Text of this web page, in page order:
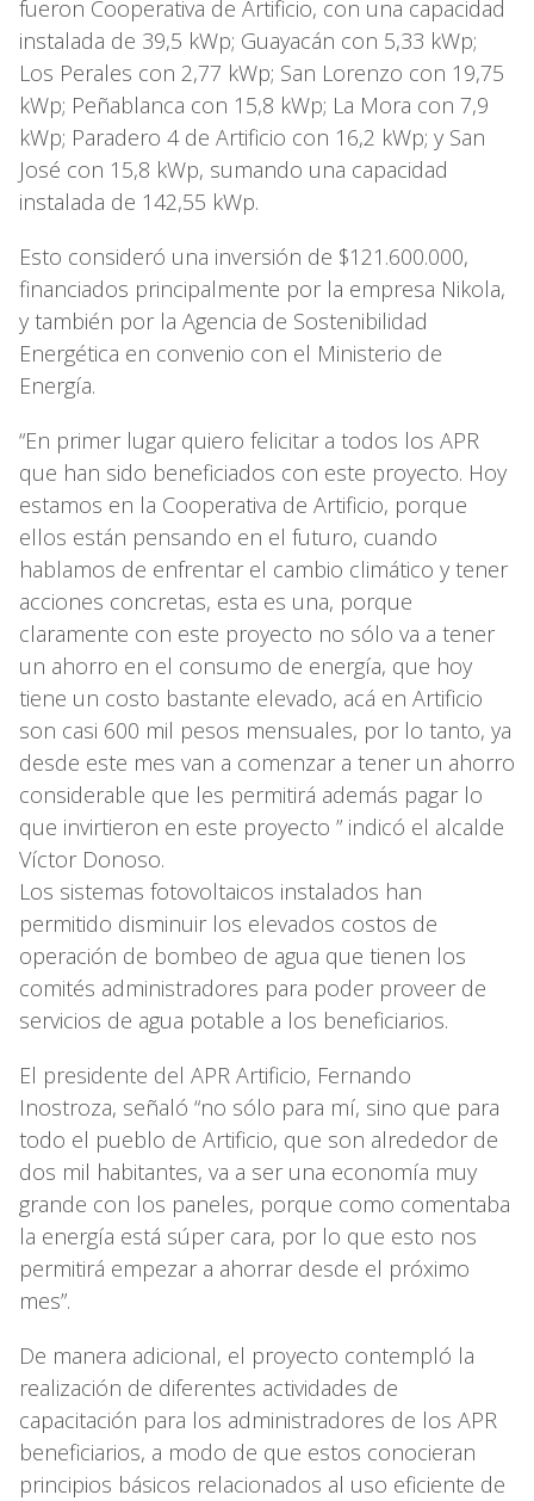
fueron Cooperativa de Artificio, con una capacidad
instalada de 39,5 kWp; Guayacán con 5,33 kWp;
Los Perales con 2,77 kWp; San Lorenzo con 19,75
kWp; Peñablanca con 15,8 kWp; La Mora con 7,9
kWp; Paradero 4 de Artificio con 16,2 kWp; y San
José con 15,8 kWp, sumando una capacidad
instalada de 142,55 kWp.
Esto consideró una inversión de $121.600.000,
financiados principalmente por la empresa Nikola,
y también por la Agencia de Sostenibilidad
Energética en convenio con el Ministerio de
Energía.
“En primer lugar quiero felicitar a todos los APR
que han sido beneficiados con este proyecto. Hoy
estamos en la Cooperativa de Artificio, porque
ellos están pensando en el futuro, cuando
hablamos de enfrentar el cambio climático y tener
acciones concretas, esta es una, porque
claramente con este proyecto no sólo va a tener
un ahorro en el consumo de energía, que hoy
tiene un costo bastante elevado, acá en Artificio
son casi 600 mil pesos mensuales, por lo tanto, ya
desde este mes van a comenzar a tener un ahorro
considerable que les permitirá además pagar lo
que invirtieron en este proyecto ” indicó el alcalde
Víctor Donoso.
Los sistemas fotovoltaicos instalados han
permitido disminuir los elevados costos de
operación de bombeo de agua que tienen los
comités administradores para poder proveer de
servicios de agua potable a los beneficiarios.
El presidente del APR Artificio, Fernando
Inostroza, señaló “no sólo para mí, sino que para
todo el pueblo de Artificio, que son alrededor de
dos mil habitantes, va a ser una economía muy
grande con los paneles, porque como comentaba
la energía está súper cara, por lo que esto nos
permitirá empezar a ahorrar desde el próximo
mes”.
De manera adicional, el proyecto contempló la
realización de diferentes actividades de
capacitación para los administradores de los APR
beneficiarios, a modo de que estos conocieran
principios básicos relacionados al uso eficiente de